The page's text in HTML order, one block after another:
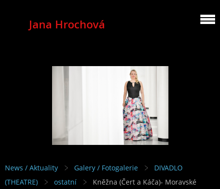
Jana Hrochová
MEZZOSOPRANO
News / Aktuality Galery / Fotogalerie
DIVADLO
(THEATRE)
ostatní
Kněžna (Čert a Káča)- Moravské